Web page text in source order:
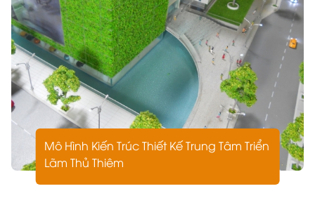
Bảo mật tuyệt đối thông tin thiết kế.
Đồng hành cùng khách hàng trong suốt quá trình dự
án.
Mô Hình Kiến Trúc không chỉ là sản phẩm thu nhỏ mà
là kết tinh của trí tuệ, kỹ thuật và nghệ thuật. Nó thể
hiện tầm nhìn, phong cách và khát vọng sáng tạo
trong mỗi công trình.
Nếu bạn đang cần tìm một đơn vị thiết kế – thi công
mô hình kiến trúc chuyên nghiệp, tinh tế và uy tín,
Công Ty TNHH Xây Dựng & Thiết Kế ARCHI-BAO chính
là lựa chọn xứng đáng.
Mô Hình Kiến Trúc Thiết Kế Trung Tâm Triển
Lãm Thủ Thiêm